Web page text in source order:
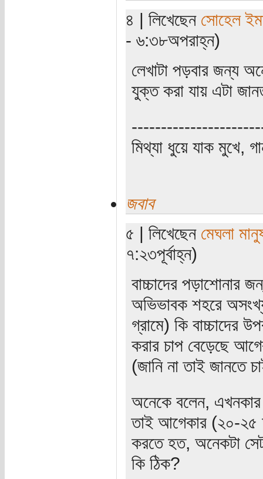
৪ | লিখেছেন সোহেল
- ৬:৩৮অপরাহ্ন)
লেখাটা পড়বার জন্য
যুক্ত করা যায় এটা
মিথ্যা ধুয়ে যাক মুখে,
জবাব
৫ | লিখেছেন মেঘলা
৭:২৩পূর্বাহ্ন)
বাচ্চাদের পড়াশোনার
অভিভাবক শহরে
গ্রামে) কি বাচ্চাদের
করার চাপ বেড়েছে
(জানি না তাই জানতে
অনেকে বলেন, এখনকার
তাই আগেকার (২০-২৫
করতে হত, অনেকটা
কি ঠিক?